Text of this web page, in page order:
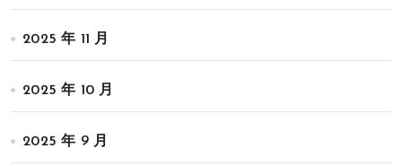
2025 年 11 月
2025 年 10 月
2025 年 9 月